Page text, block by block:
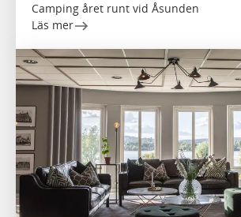
Camping året runt vid Åsunden
Läs mer